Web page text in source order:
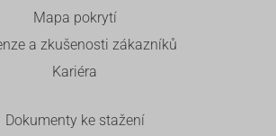
Mapa pokrytí
a zkušenosti zákazníků
Kariéra
Dokumenty ke stažení